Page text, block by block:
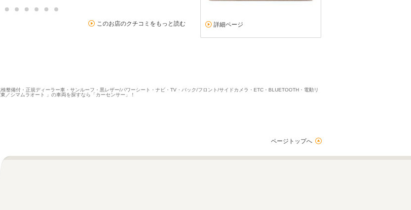
このお店のクチコミをもっと読む 詳細ページ
備付・正規ディーラー車・サンルーフ・黒レザー/パワーシート・ナビ・TV・バック/フロント/サイドカメラ・ETC・BLUETOOTH・電動リ
／シマムラオート 」の車両を探すなら「カーセンサー」！
ページトップへ